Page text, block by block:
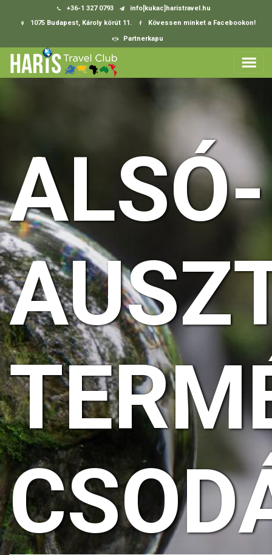
+36-1 327 0793
info[kukac]haristravel.hu
1075 Budapest, Károly körút 11.
Kövessen minket a Facebookon!
Partnerkapu
ALSÓ-